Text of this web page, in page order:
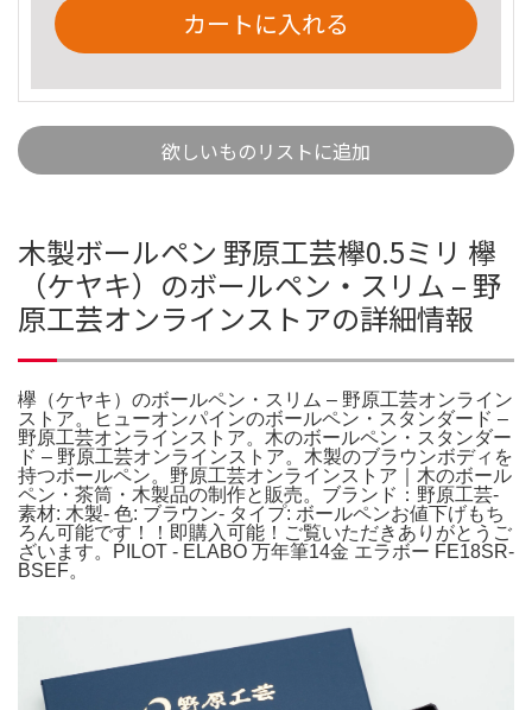
カートに入れる
欲しいものリストに追加
木製ボールペン 野原工芸欅0.5ミリ 欅
（ケヤキ）のボールペン・スリム – 野
原工芸オンラインストアの詳細情報
欅（ケヤキ）のボールペン・スリム – 野原工芸オンライン
ストア。ヒューオンパインのボールペン・スタンダード –
野原工芸オンラインストア。木のボールペン・スタンダー
ド – 野原工芸オンラインストア。木製のブラウンボディを
持つボールペン。野原工芸オンラインストア｜木のボール
ペン・茶筒・木製品の制作と販売。ブランド：野原工芸-
素材: 木製- 色: ブラウン- タイプ: ボールペンお値下げもち
ろん可能です！！即購入可能！ご覧いただきありがとうご
ざいます。PILOT - ELABO 万年筆14金 エラボー FE18SR-
BSEF。